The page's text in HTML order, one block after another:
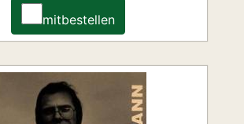
mitbestellen